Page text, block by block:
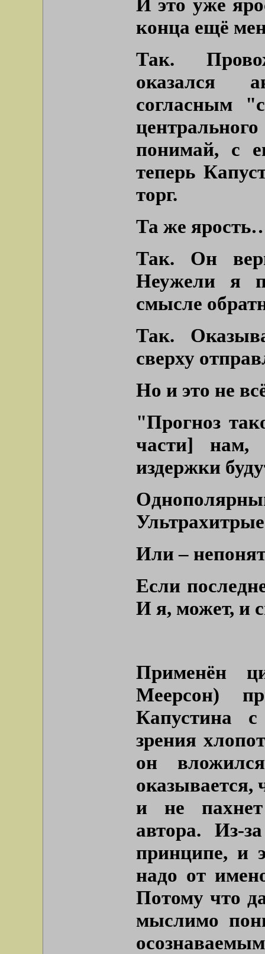
И это уже
конца ещё
Так.
оказался
согласным
понимай, с
теперь
торг.
Та же
Так. Он
Неужели я
смысле
Так.
сверху
Но и это не
"Прогноз
части] нам,
издержки
Или –
Если
И я, может, и
Применён
Меерсон)
Капустина с
зрения
он
оказывается,
и не пахнет
автора. Из-
принципе, и
надо от
Потому что
мыслимо